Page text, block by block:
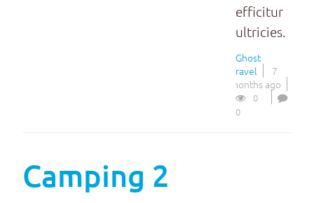
efficitur
ultricies.
Ghost
Travel
7
months ago
0
0
Camping 2